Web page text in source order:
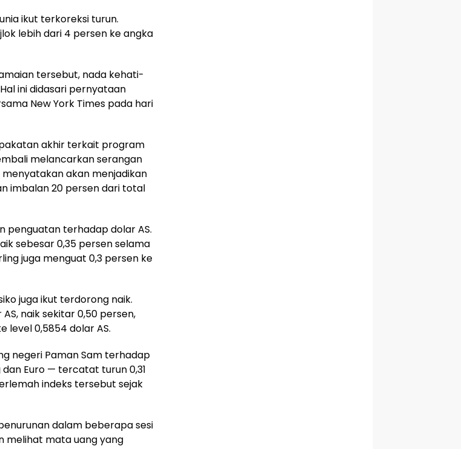
ikut terkoreksi turun.
lebih dari 4 persen ke angka
tersebut, nada kehati-
ini didasari pernyataan
New York Times pada hari
akhir terkait program
melancarkan serangan
akan menjadikan
imbalan 20 persen dari total
penguatan terhadap dolar AS.
sebesar 0,35 persen selama
juga menguat 0,3 persen ke
juga ikut terdorong naik.
naik sekitar 0,50 persen,
level 0,5854 dolar AS.
negeri Paman Sam terhadap
Euro — tercatat turun 0,31
indeks tersebut sejak
dalam beberapa sesi
melihat mata uang yang